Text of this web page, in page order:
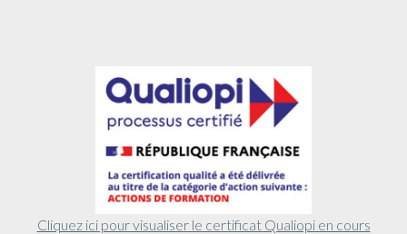
Cliquez ici pour visualiser le certificat Qualiopi en cours